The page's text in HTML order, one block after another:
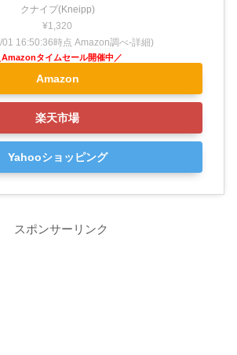
クナイプ(Kneipp)
¥1,320
01 16:50:36時点 Amazon調べ-詳細)
Amazon
楽天市場
Yahooショッピング
スポンサーリンク